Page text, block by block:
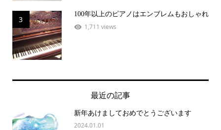
3
100年以上のピアノはエンブレムもおしゃれ
1,711 views
最近の記事
新年あけましておめでとうございます
2024.01.01